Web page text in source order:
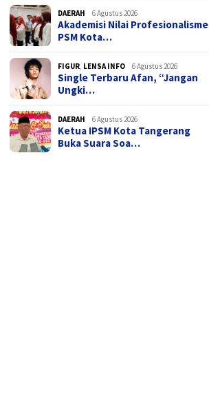
DAERAH 6 Agustus 2026
Akademisi Nilai Profesionalisme
PSM Kota…
FIGUR, LENSA INFO 6 Agustus 2026
Single Terbaru Afan, “Jangan
Ungki…
DAERAH 6 Agustus 2026
Ketua IPSM Kota Tangerang
Buka Suara Soa…